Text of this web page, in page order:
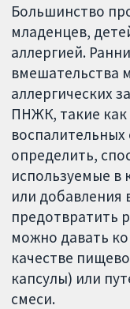
Большинство
младенцев,
аллергией.
вмешательства
аллергических
ПНЖК, такие
определить,
используемые в
или добавления
предотвратить
можно давать
качестве
капсулы) или
смеси.